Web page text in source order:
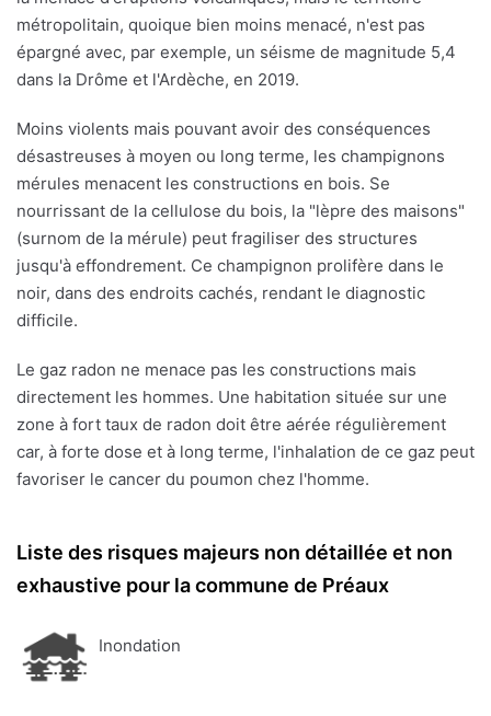
métropolitain, quoique bien moins menacé, n'est pas
épargné avec, par exemple, un séisme de magnitude 5,4
dans la Drôme et l'Ardèche, en 2019.
Moins violents mais pouvant avoir des conséquences
désastreuses à moyen ou long terme, les champignons
mérules menacent les constructions en bois. Se
nourrissant de la cellulose du bois, la "lèpre des maisons"
(surnom de la mérule) peut fragiliser des structures
jusqu'à effondrement. Ce champignon prolifère dans le
noir, dans des endroits cachés, rendant le diagnostic
difficile.
Le gaz radon ne menace pas les constructions mais
directement les hommes. Une habitation située sur une
zone à fort taux de radon doit être aérée régulièrement
car, à forte dose et à long terme, l'inhalation de ce gaz peut
favoriser le cancer du poumon chez l'homme.
Liste des risques majeurs non détaillée et non
exhaustive pour la commune de Préaux
Inondation